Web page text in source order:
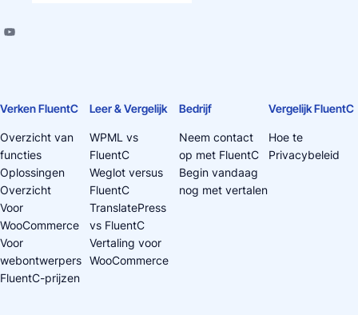
Verken FluentC
Overzicht van
functies
Oplossingen
Overzicht
Voor
WooCommerce
Voor
webontwerpers
FluentC-prijzen
Leer & Vergelijk
WPML vs
FluentC
Weglot versus
FluentC
TranslatePress
vs FluentC
Vertaling voor
WooCommerce
Bedrijf
Neem contact
op met FluentC
Begin vandaag
nog met vertalen
Vergelijk FluentC
Hoe te
Privacybeleid